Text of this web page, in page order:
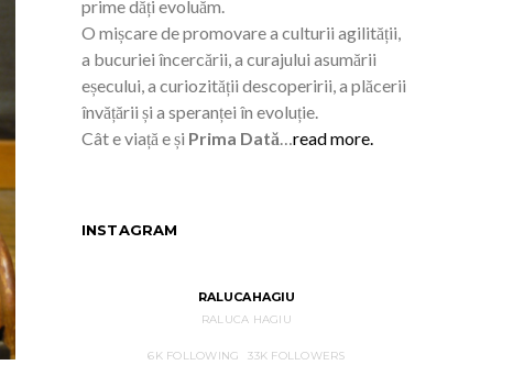
prime dăți evoluăm.
O mișcare de promovare a culturii agilității,
a bucuriei încercării, a curajului asumării
eșecului, a curiozității descoperirii, a plăcerii
învățării și a speranței în evoluție.
Cât e viață e și Prima Dată…read more.
INSTAGRAM
RALUCAHAGIU
RALUCA HAGIU
6KFOLLOWING 33K FOLLOWERS